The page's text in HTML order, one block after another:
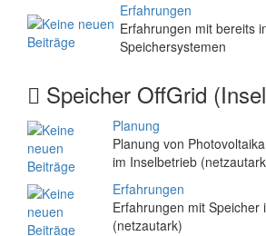
Erfahrungen
Erfahrungen mit bereits
Speichersystemen
Speicher OffGrid
Planung
Planung von
im Inselbetrieb
Erfahrungen
Erfahrungen mit Speicher
(netzautark)